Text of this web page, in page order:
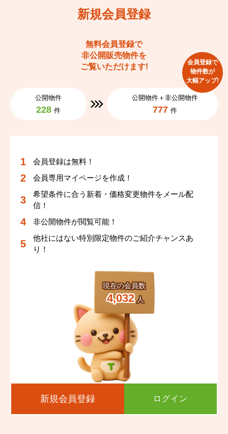
新規会員登録
無料会員登録で
非公開販売物件を
ご覧いただけます!
公開物件
228 件
公開物件＋非公開物件
777 件
会員登録で
物件数が
大幅アップ!
現在の会員数
4,032 人
会員登録は無料！
会員専用マイページを作成！
希望条件に合う新着・価格変更物件をメール配
信！
非公開物件が閲覧可能！
他社にはない特別限定物件のご紹介チャンスあ
り！
新規会員登録 ログイン